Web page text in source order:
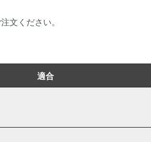
文ください。
適合